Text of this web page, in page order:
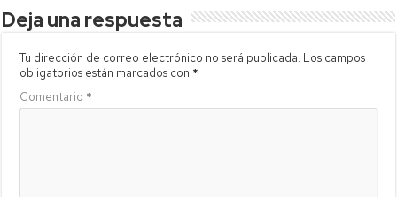
Deja una respuesta
Tu dirección de correo electrónico no será publicada. Los campos
obligatorios están marcados con *
Comentario *